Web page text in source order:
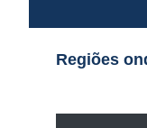
Regiões